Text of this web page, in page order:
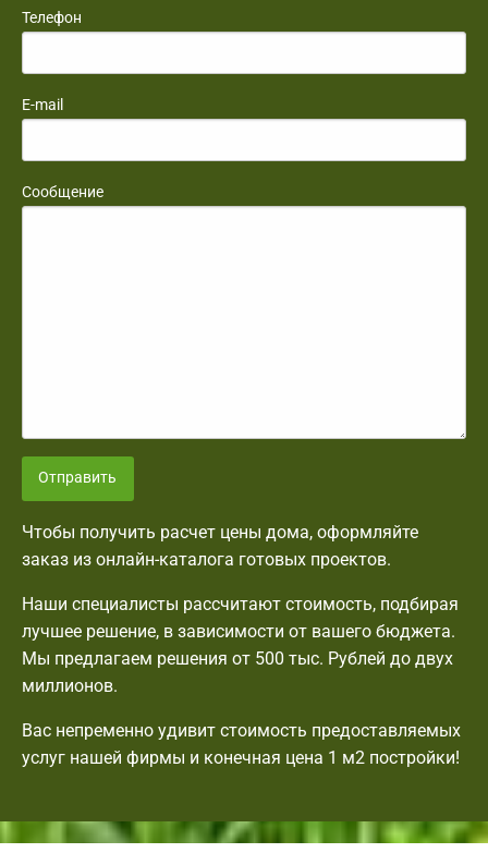
Телефон
E-mail
Сообщение
Отправить
Чтобы получить расчет цены дома, оформляйте
заказ из онлайн-каталога готовых проектов.
Наши специалисты рассчитают стоимость, подбирая
лучшее решение, в зависимости от вашего бюджета.
Мы предлагаем решения от 500 тыс. Рублей до двух
миллионов.
Вас непременно удивит стоимость предоставляемых
услуг нашей фирмы и конечная цена 1 м2 постройки!